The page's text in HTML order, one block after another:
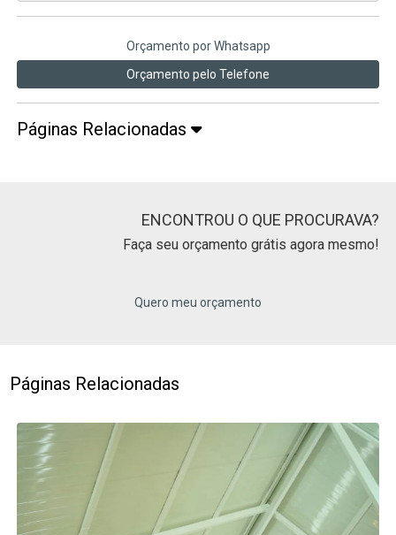
Orçamento por Whatsapp
Orçamento pelo Telefone
Páginas Relacionadas
ENCONTROU O QUE PROCURAVA?
Faça seu orçamento grátis agora mesmo!
Quero meu orçamento
Páginas Relacionadas